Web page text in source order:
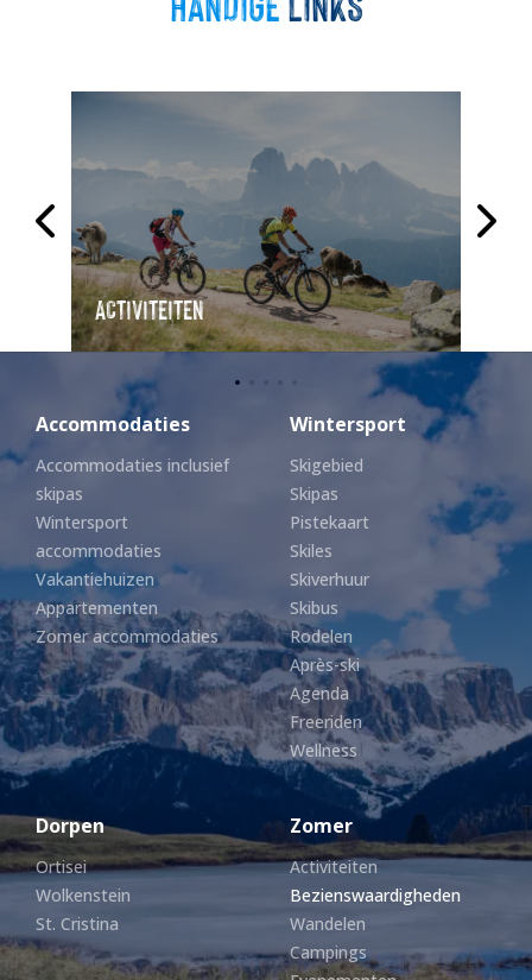
HANDIGE LINKS
ACTIVITEITEN
Accommodaties
Accommodaties inclusief
skipas
Wintersport
accommodaties
Vakantiehuizen
Appartementen
Zomer accommodaties
Wintersport
Skigebied
Skipas
Pistekaart
Skiles
Skiverhuur
Skibus
Rodelen
Après-ski
Agenda
Freeriden
Wellness
Dorpen
Ortisei
Wolkenstein
St. Cristina
Zomer
Activiteiten
Bezienswaardigheden
Wandelen
Campings